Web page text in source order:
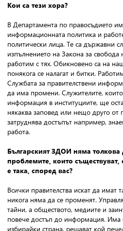
Кои са тези хора?
В Департамента по правосъдието
информационната политика и
политически лица. Те са държавни
изпълнението на Закона за
работим с тях. Обикновено са на
понякога се налагат и битки.
Службата за правителствени
да има промени. Служителите,
информация в институциите, ще
някаква заповед или нещо друго от
затруднява достъпът например,
работа.
Българският ЗДОИ няма толкова
проблемите, които
е така, според вас?
Всички правителства искат да
никога няма да се променят.
тайни, а обществото, медиите и
повече достъп до информация. Има
избирайки страна, решават кой